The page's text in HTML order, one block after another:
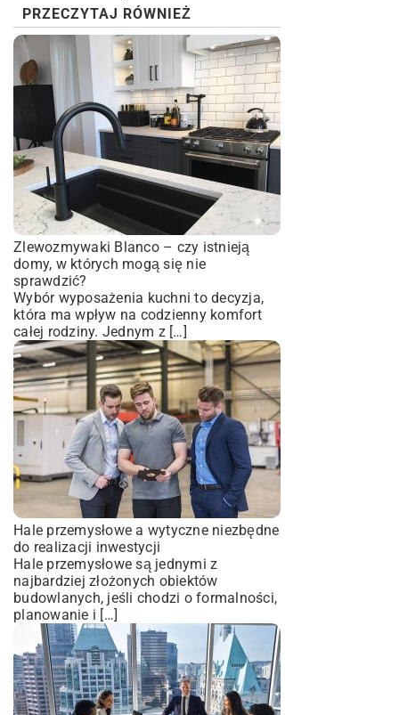
PRZECZYTAJ RÓWNIEŻ
Zlewozmywaki Blanco – czy istnieją
domy, w których mogą się nie
sprawdzić?
Wybór wyposażenia kuchni to decyzja,
która ma wpływ na codzienny komfort
całej rodziny. Jednym z […]
Hale przemysłowe a wytyczne niezbędne
do realizacji inwestycji
Hale przemysłowe są jednymi z
najbardziej złożonych obiektów
budowlanych, jeśli chodzi o formalności,
planowanie i […]